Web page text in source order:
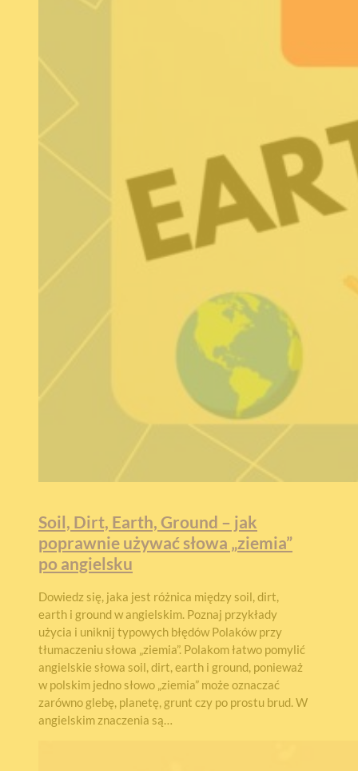
Soil, Dirt, Earth, Ground – jak
poprawnie używać słowa „ziemia”
po angielsku
Dowiedz się, jaka jest różnica między soil, dirt,
earth i ground w angielskim. Poznaj przykłady
użycia i uniknij typowych błędów Polaków przy
tłumaczeniu słowa „ziemia”. Polakom łatwo pomylić
angielskie słowa soil, dirt, earth i ground, ponieważ
w polskim jedno słowo „ziemia” może oznaczać
zarówno glebę, planetę, grunt czy po prostu brud. W
angielskim znaczenia są…